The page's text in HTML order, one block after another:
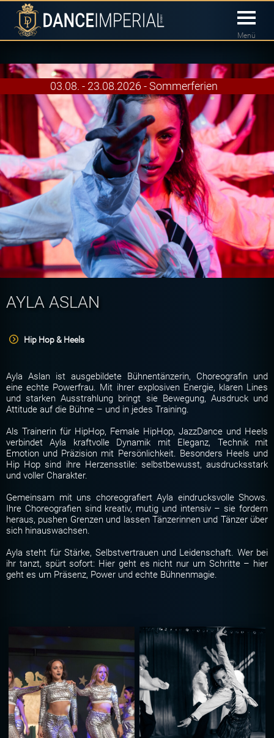
Menü
03.08. - 23.08.2026 - Sommerferien
AYLA ASLAN
Hip Hop & Heels
Ayla Aslan ist ausgebildete Bühnentänzerin, Choreografin und
eine echte Powerfrau. Mit ihrer explosiven Energie, klaren Lines
und starken Ausstrahlung bringt sie Bewegung, Ausdruck und
Attitude auf die Bühne – und in jedes Training.
Als Trainerin für HipHop, Female HipHop, JazzDance und Heels
verbindet Ayla kraftvolle Dynamik mit Eleganz, Technik mit
Emotion und Präzision mit Persönlichkeit. Besonders Heels und
Hip Hop sind ihre Herzensstile: selbstbewusst, ausdrucksstark
und voller Charakter.
Gemeinsam mit uns choreografiert Ayla eindrucksvolle Shows.
Ihre Choreografien sind kreativ, mutig und intensiv – sie fordern
heraus, pushen Grenzen und lassen Tänzerinnen und Tänzer über
sich hinauswachsen.
Ayla steht für Stärke, Selbstvertrauen und Leidenschaft. Wer bei
ihr tanzt, spürt sofort: Hier geht es nicht nur um Schritte – hier
geht es um Präsenz, Power und echte Bühnenmagie.